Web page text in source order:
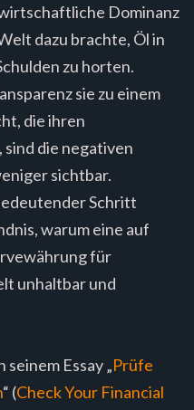
Dominanz
dazu brachte, Öl in
zu horten.
sie zu einem
die ihren
die negativen
sichtbar.
Schritt
warum eine auf
für
unhaltbar und
Essay „Prüfe
“ (Check Your Financial